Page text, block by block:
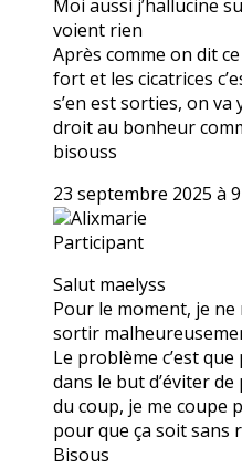
Moi aussi j’hallucine
voient rien
Après comme on dit
fort et les cicatrices
s’en est sorties, on
droit au bonheur
bisouss
23 septembre 2025 à
Alixmarie
Participant
Salut maelyss
Pour le moment, je
sortir
Le problème c’est
dans le but d’éviter
du coup, je me
pour que ça soit sans
Bisous